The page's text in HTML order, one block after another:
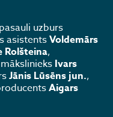
uzburs
asistentsVoldemārs
Rolšteina,
Ivars
Jānis Lūsēns jun.,
Aigars